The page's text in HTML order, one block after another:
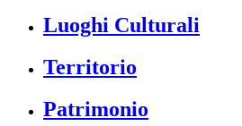
Luoghi Culturali
Territorio
Patrimonio